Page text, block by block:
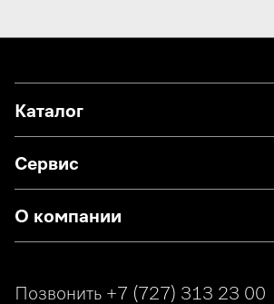
Каталог
Сервис
О компании
Позвонить +7 (727) 313 23 00